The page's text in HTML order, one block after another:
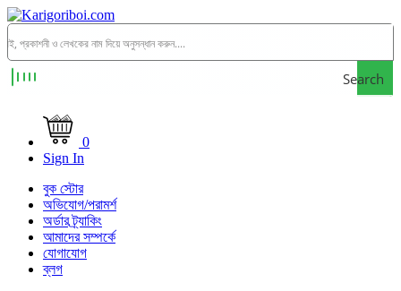
Search
0
Sign In
বুক স্টোর
অভিযোগ/পরামর্শ
অর্ডার ট্র্যাকিং
আমাদের সম্পর্কে
যোগাযোগ
ব্লগ